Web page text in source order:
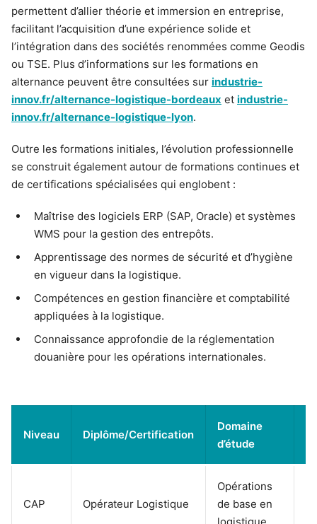
permettent d’allier théorie et immersion en entreprise,
facilitant l’acquisition d’une expérience solide et
l’intégration dans des sociétés renommées comme Geodis
ou TSE. Plus d’informations sur les formations en
alternance peuvent être consultées sur industrie-
innov.fr/alternance-logistique-bordeaux et industrie-
innov.fr/alternance-logistique-lyon.
Outre les formations initiales, l’évolution professionnelle
se construit également autour de formations continues et
de certifications spécialisées qui englobent :
Maîtrise des logiciels ERP (SAP, Oracle) et systèmes
WMS pour la gestion des entrepôts.
Apprentissage des normes de sécurité et d’hygiène
en vigueur dans la logistique.
Compétences en gestion financière et comptabilité
appliquées à la logistique.
Connaissance approfondie de la réglementation
douanière pour les opérations internationales.
Niveau Diplôme/Certification
Domaine
d’étude
CAP Opérateur Logistique
Opérations
de base en
logistique